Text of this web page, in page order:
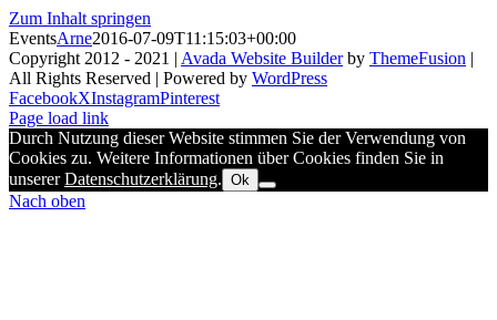
Zum Inhalt springen
EventsArne2016-07-09T11:15:03+00:00
Copyright 2012 - 2021 | Avada Website Builderby ThemeFusion |
All Rights Reserved | Powered by WordPress
FacebookXInstagramPinterest
Page load link
Durch Nutzung dieser Website stimmen Sie der Verwendung von
Cookies zu. Weitere Informationen über Cookies finden Sie in
unsererDatenschutzerklärung. Ok
Nach oben